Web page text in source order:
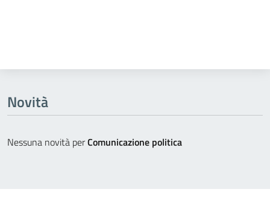
Novità
Nessuna novità perComunicazione politica